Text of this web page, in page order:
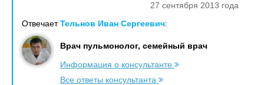
27 сентября 2013 года
ОтвечаетТельнов Иван Сергеевич:
Врач пульмонолог, семейный врач
Информация о консультанте
Все ответы консультанта